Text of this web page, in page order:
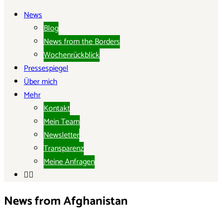
ERIK MARQUARDT
Mitglied des Europäischen Parlaments
News
Blog
News from the Borders
Wochenrückblick
Pressespiegel
Über mich
Mehr
Kontakt
Mein Team
Newsletter
Transparenz
Meine Anfragen
News from Afghanistan